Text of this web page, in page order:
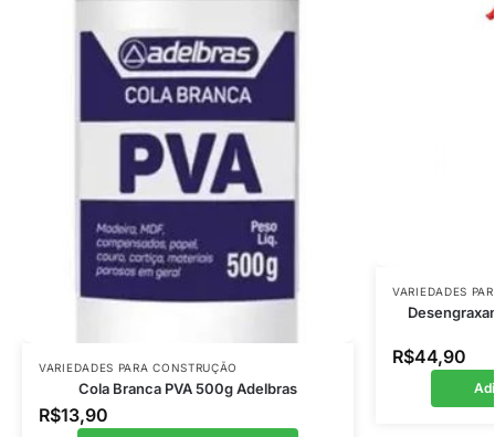
VARIEDADES PARA CONSTRUÇÃO
Cola Branca PVA 500g Adelbras
R$13,90
VARIEDADES
R$44,90